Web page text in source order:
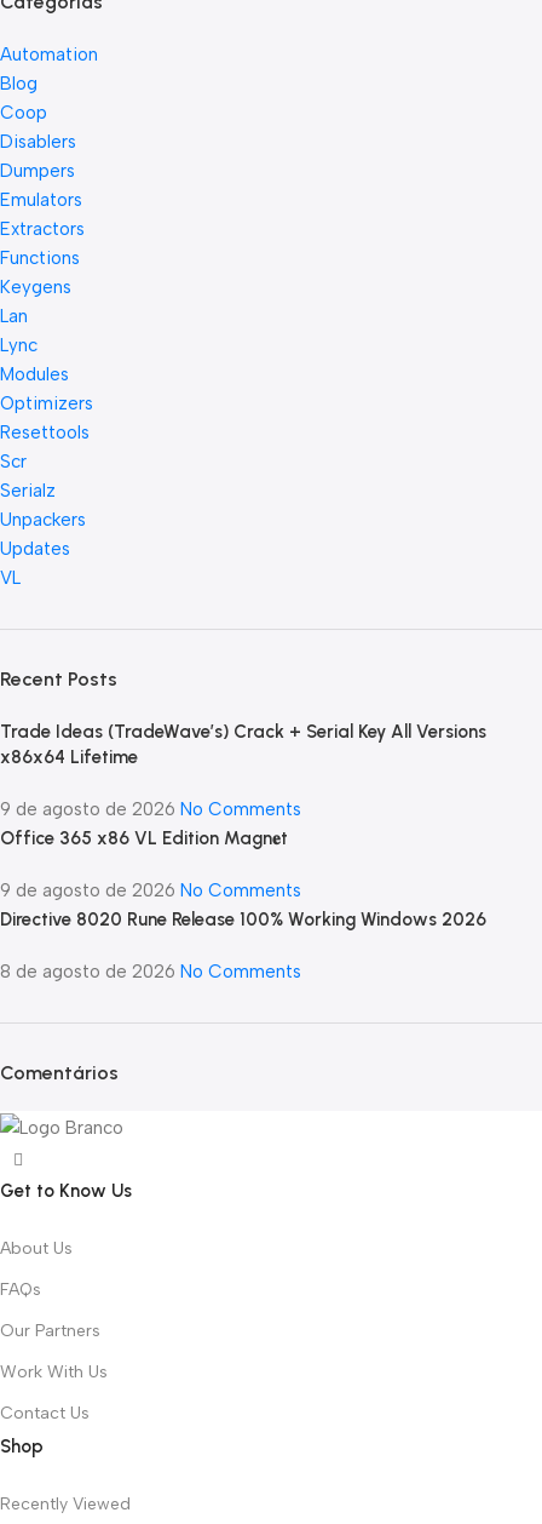
Automation
Blog
Coop
Disablers
Dumpers
Emulators
Extractors
Functions
Keygens
Lan
Lync
Modules
Optimizers
Resettools
Scr
Serialz
Unpackers
Updates
VL
Recent Posts
Trade Ideas (TradeWave’s) Crack + Serial Key All Versions
x86x64 Lifetime
9 de agosto de 2026 No Comments
Office 365 x86 VL Edition Magn𝐞t
9 de agosto de 2026 No Comments
Directive 8020 Rune Release 100% Working Windows 2026
8 de agosto de 2026 No Comments
Comentários
Get to Know Us
About Us
FAQs
Our Partners
Work With Us
Contact Us
Shop
Recently Viewed